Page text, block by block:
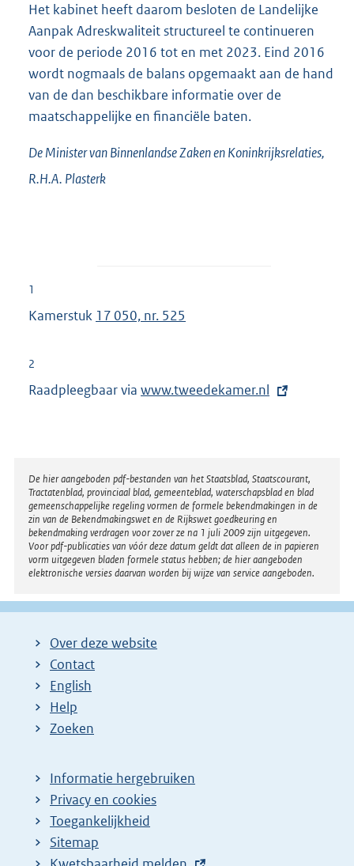
Het kabinet heeft daarom besloten de Landelijke
Aanpak Adreskwaliteit structureel te continueren
voor de periode 2016 tot en met 2023. Eind 2016
wordt nogmaals de balans opgemaakt aan de hand
van de dan beschikbare informatie over de
maatschappelijke en financiële baten.
De Minister van Binnenlandse Zaken en Koninkrijksrelaties,
R.H.A. Plasterk
1
Kamerstuk 17 050, nr. 525
2
Raadpleegbaar via E
r
n
e
l
i
n
k
www.tweedekamer.nl
Disclaimer
De hier aangeboden pdf-bestanden van het Staatsblad, Staatscourant,
Tractatenblad, provinciaal blad, gemeenteblad, waterschapsblad en blad
gemeenschappelijke regeling vormen de formele bekendmakingen in de
zin van de Bekendmakingswet en de Rijkswet goedkeuring en
bekendmaking verdragen voor zover ze na 1 juli 2009 zijn uitgegeven.
Voor pdf-publicaties van vóór deze datum geldt dat alleen de in papieren
vorm uitgegeven bladen formele status hebben; de hier aangeboden
elektronische versies daarvan worden bij wijze van service aangeboden.
Over deze website
Contact
English
Help
Zoeken
Informatie hergebruiken
Privacy en cookies
Toegankelijkheid
Sitemap